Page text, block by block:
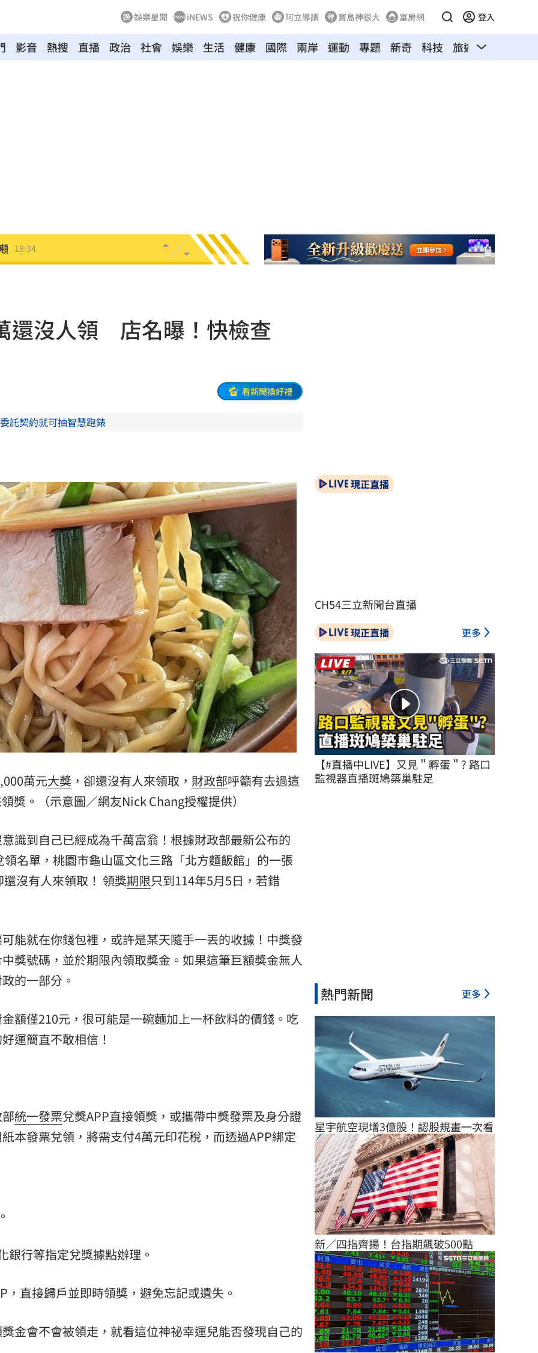
娛樂星聞 iNEWS 祝你健康 阿立導讀 寶島神很大 富房網 登入
影音 熱搜 直播 政治 社會 娛樂 生活 健康 國際 兩岸 運動 專題 新奇 科技 旅遊 汽車
18:34
18:22
18:10
18:07
18:02
18:00
17:56
17:55
12:00
12:00
10:30
還沒人領 店名曝！快檢查
看新聞換好禮
託契約就可抽智慧跑錶
萬元大獎 ，卻還沒有人來領取， 財政部呼籲有去過這
獎。（示意圖／網友Nick Chang授權提供）
識到自己已經成為千萬富翁！根據財政部最新公布的
領名單，桃園市龜山區文化三路「北方麵飯館」的一張
沒有人來領取！ 領獎期限只到114年5月5日，若錯
能就在你錢包裡，或許是某天隨手一丟的收據！中獎發
獎號碼，並於期限內領取獎金。如果這筆巨額獎金無人
的一部分。
額僅210元，很可能是一碗麵加上一杯飲料的價錢。吃
運簡直不敢相信！
統一發票兌獎APP直接領獎，或攜帶中獎發票及身分證
本發票兌領，將需支付4萬元印花稅，而透過APP綁定
銀行等指定兌獎據點辦理。
直接歸戶並即時領獎，避免忘記或遺失。
金會不會被領走，就看這位神祕幸運兒能否發現自己的
現正直播
CH54三立新聞台直播
現正直播 更多
【#直播中LIVE】又見＂孵蛋＂? 路口
監視器直播斑鳩築巢駐足
熱門新聞 更多
星宇航空現增3億股！認股規畫一次看
新／四指齊揚！台指期飆破500點